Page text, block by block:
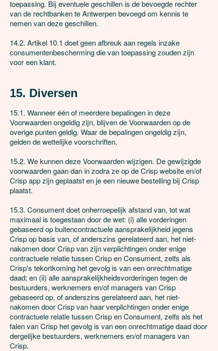
toepassing. Bij eventuele geschillen is de bevoegde rechter
van de rechtbanken te Antwerpen bevoegd om kennis te
nemen van deze geschillen.
14.2. Artikel 10.1 doet geen afbreuk aan regels inzake
consumentenbescherming die van toepassing zouden zijn
voor een klant.
15. Diversen
15.1. Wanneer één of meerdere bepalingen in deze
Voorwaarden ongeldig zijn, blijven de Voorwaarden op de
overige punten geldig. Waar de bepalingen ongeldig zijn,
gelden de wettelijke voorschriften.
15.2. We kunnen deze Voorwaarden wijzigen. De gewijzigde
voorwaarden gaan dan in zodra ze op de Crisp website en/of
Crisp app zijn geplaatst en je een nieuwe bestelling bij Crisp
plaatst.
15.3. Consument doet onherroepelijk afstand van, tot wat
maximaal is toegestaan door de wet: (i) alle vorderingen
gebaseerd op buitencontractuele aansprakelijkheid jegens
Crisp op basis van, of anderszins gerelateerd aan, het niet-
nakomen door Crisp van zijn verplichtingen onder enige
contractuele relatie tussen Crisp en Consument, zelfs als
Crisp's tekortkoming het gevolg is van een onrechtmatige
daad; en (ii) alle aansprakelijkheidsvorderingen tegen de
bestuurders, werknemers en/of managers van Crisp
gebaseerd op, of anderszins gerelateerd aan, het niet-
nakomen door Crisp van haar verplichtingen onder enige
contractuele relatie tussen Crisp en Consument, zelfs als het
falen van Crisp het gevolg is van een onrechtmatige daad door
dergelijke bestuurders, werknemers en/of managers van
Crisp.